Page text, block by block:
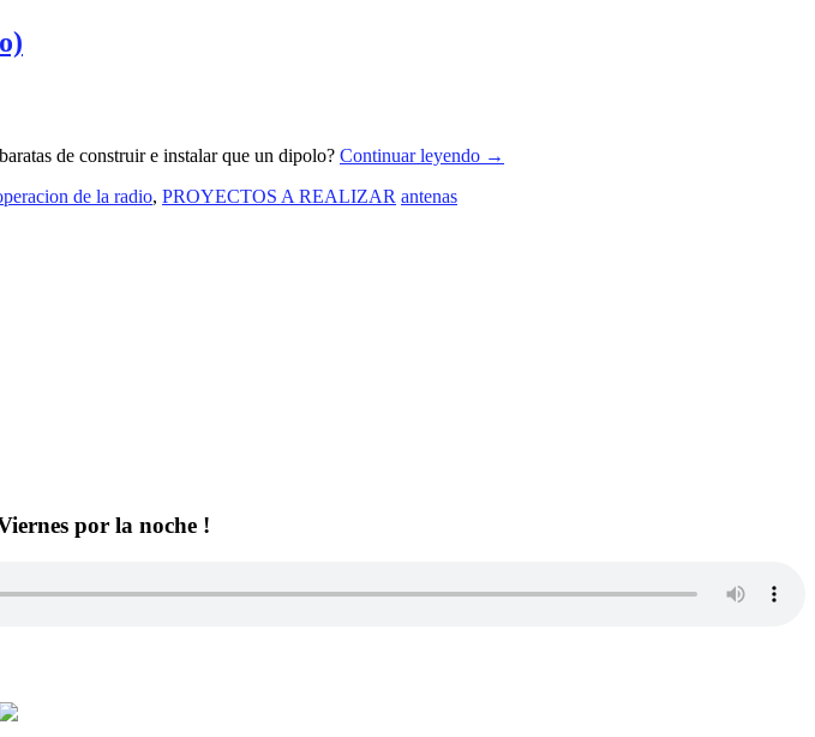
de construir e instalar que un dipolo? Continuar leyendo →
de la radio, PROYECTOS A REALIZAR antenas
por la noche !